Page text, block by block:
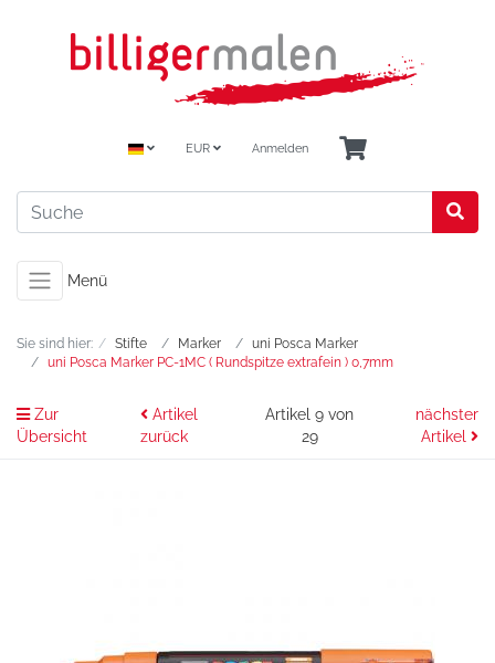
EUR Anmelden
Menü
Sie sind hier: Stifte Marker
uni Posca Marker
uni Posca Marker PC-1MC ( Rundspitze extrafein ) 0,7mm
Zur
Übersicht
Artikel
zurück
Artikel 9 von
29
nächster
Artikel